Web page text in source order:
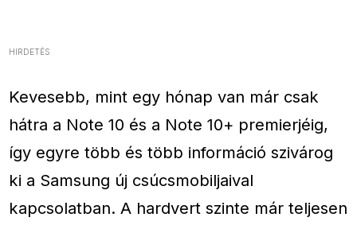
HIRDETÉS
Kevesebb, mint egy hónap van már csak
hátra a Note 10 és a Note 10+ premierjéig,
így egyre több és több információ szivárog
ki a Samsung új csúcsmobiljaival
kapcsolatban. A hardvert szinte már teljesen